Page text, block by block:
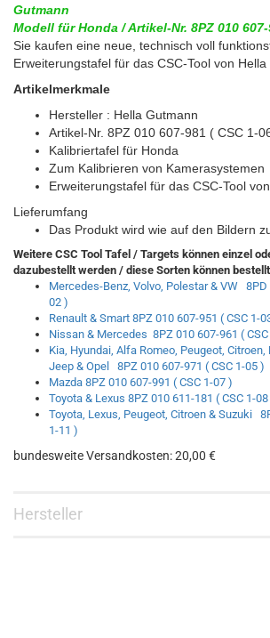
Gutmann
Modell für Honda / Artikel-Nr. 8PZ 010 607-
Sie kaufen eine neue, technisch voll
Erweiterungstafel für das CSC-Tool von Hella
Artikelmerkmale
Hersteller : Hella Gutmann
Artikel-Nr. 8PZ 010 607-981 ( CSC 1-
Kalibriertafel für Honda
Zum Kalibrieren von Kamerasystemen
Erweiterungstafel für das CSC-Tool
Lieferumfang
Das Produkt wird wie auf den Bildern
Weitere CSC Tool Tafel / Targets können einzel
dazubestellt werden / diese Sorten können
Mercedes-Benz, Volvo, Polestar & VW 8PD
02 )
Renault & Smart 8PZ 010 607-951 ( CSC 1-
Nissan & Mercedes 8PZ 010 607-961 ( CSC
Kia, Hyundai, Alfa Romeo, Peugeot,
Jeep & Opel 8PZ 010 607-971 ( CSC 1-05 )
Mazda 8PZ 010 607-991 ( CSC 1-07 )
Toyota & Lexus 8PZ 010 611-181 ( CSC 1-08
Toyota, Lexus, Peugeot, Citroen & Suzuki
1-11 )
bundesweite Versandkosten: 20,00 €
Hersteller